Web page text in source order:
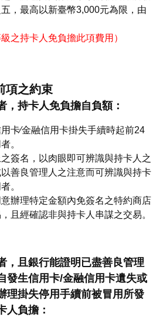
，最高以新臺幣3,000元為限，由
之持卡人免負擔此項費用）
項之約束
，持卡人免負擔自負額：
卡∕金融信用卡掛失手續時起前24
。
簽名，以肉眼即可辨識與持卡人之
善良管理人之注意而可辨識與持卡
。
辦理特定金額內免簽名之特約商店
且經確認非與持卡人串謀之交易。
，且銀行能證明已盡善良管理
發生信用卡/金融信用卡遺失或
理掛失停用手續前被冒用所發
人負擔：